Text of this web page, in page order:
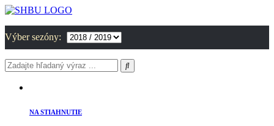
Výber sezóny:
NA STIAHNUTIE